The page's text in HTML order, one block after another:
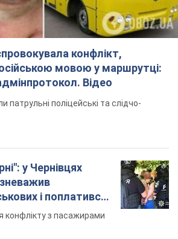
у Чернівцях
і поплатився.
в
"накинувся" на
розгорівся
що вона носить